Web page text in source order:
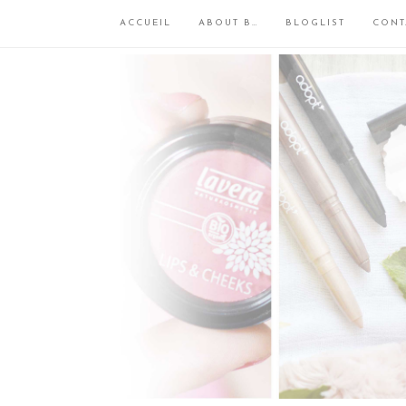
ACCUEIL ABOUT B… BLOGLIST